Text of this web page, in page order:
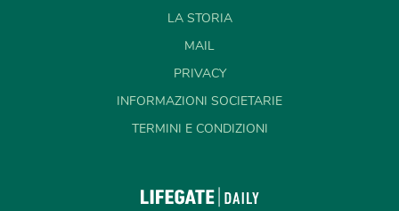
LA STORIA
MAIL
PRIVACY
INFORMAZIONI SOCIETARIE
TERMINI E CONDIZIONI